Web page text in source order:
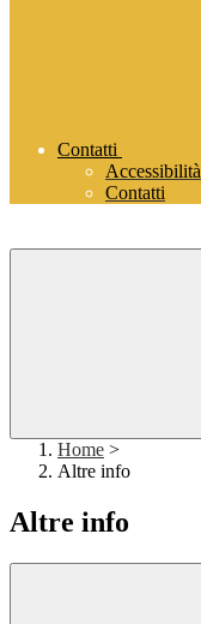
Contatti
Accessibilità
Contatti
Home >
Altre info
Altre info